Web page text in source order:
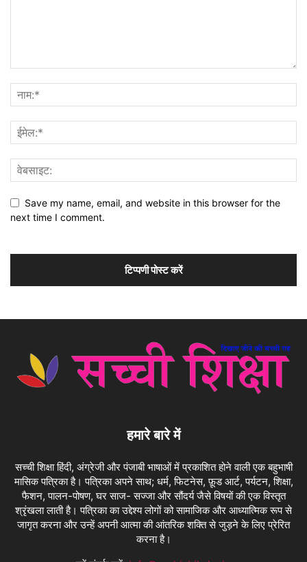
Save my name, email, and website in this browser for the
next time I comment.
हमारे बारे में
सच्ची शिक्षा हिंदी, अंग्रेजी और पंजाबी भाषाओं में प्रकाशित होने वाली एक बहुभाषी
मासिक पत्रिका है। पत्रिका अपने साथ; धर्म, फिटनेस, फ़ूड आर्ट, पर्यटन, शिक्षा,
फैशन, पालन-पोषण, घर साज- सज्जा और सौंदर्य जैसे विषयों की एक विस्तृत
श्रृंखला लाती है। पत्रिका का उद्देश्य लोगों को सामाजिक और आध्यात्मिक रूप से
जागृत करना और उन्हें अपनी आत्मा की आंतरिक शक्ति से जुड़ने के लिए प्रेरित
करना है।